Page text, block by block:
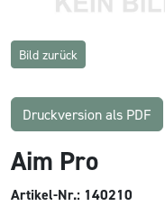
Bild zurück
Druckversion als PDF
Aim Pro
Artikel-Nr.: 140210